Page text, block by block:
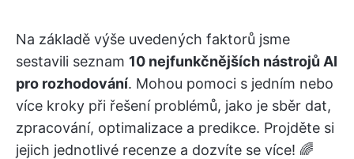
Na základě výše uvedených faktorů jsme
sestavili seznam 10 nejfunkčnějších nástrojů AI
pro rozhodování. Mohou pomoci s jedním nebo
více kroky při řešení problémů, jako je sběr dat,
zpracování, optimalizace a predikce. Projděte si
jejich jednotlivé recenze a dozvíte se více! 🌈